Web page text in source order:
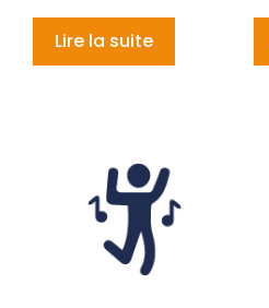
Lire la suite